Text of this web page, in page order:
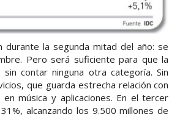
la segunda mitad del año: se
Pero será suficiente para que la
contar ninguna otra categoría. Sin
que guarda estrecha relación con
música y aplicaciones. En el tercer
alcanzando los 9.500 millones de